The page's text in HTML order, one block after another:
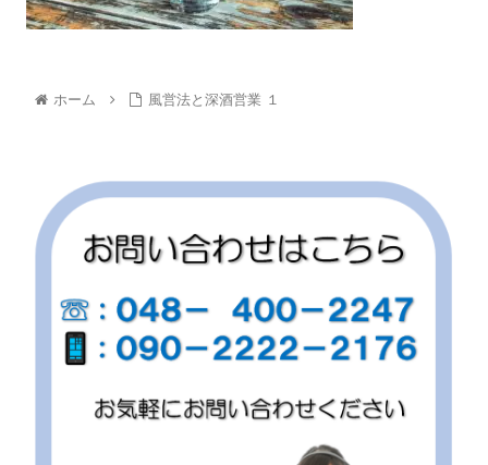
ホーム 風営法と深酒営業 １